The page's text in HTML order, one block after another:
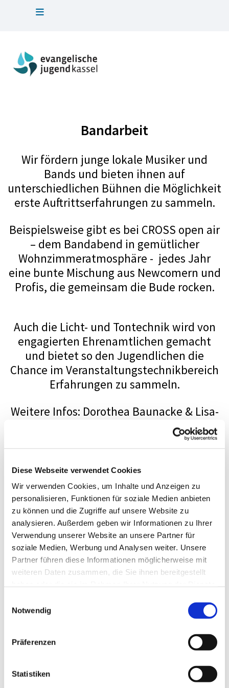
Diese Webseite verwendet Cookies
Wir verwenden Cookies, um Inhalte und Anzeigen zu
personalisieren, Funktionen für soziale Medien anbieten
zu können und die Zugriffe auf unsere Website zu
analysieren. Außerdem geben wir Informationen zu Ihrer
Verwendung unserer Website an unsere Partner für
soziale Medien, Werbung und Analysen weiter. Unsere
Partner führen diese Informationen möglicherweise mit
weiteren Daten zusammen, die Sie ihnen bereitgestellt
Notwendig
Präferenzen
Statistiken
Bandarbeit
Wir fördern junge lokale Musiker und
Bands und bieten ihnen auf
unterschiedlichen Bühnen die Möglichkeit
erste Auftrittserfahrungen zu sammeln.
Beispielsweise gibt es bei CROSS open air
– dem Bandabend in gemütlicher
Wohnzimmeratmosphäre - jedes Jahr
eine bunte Mischung aus Newcomern und
Profis, die gemeinsam die Bude rocken.
Auch die Licht- und Tontechnik wird von
engagierten Ehrenamtlichen gemacht
und bietet so den Jugendlichen die
Chance im Veranstaltungstechnikbereich
Erfahrungen zu sammeln.
Weitere Infos: Dorothea Baunacke & Lisa-